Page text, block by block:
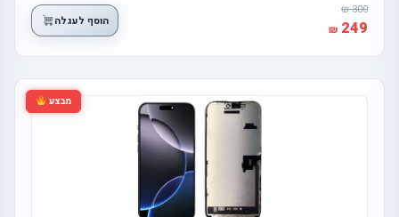
300
249 הוסף לעגלה
מבצע